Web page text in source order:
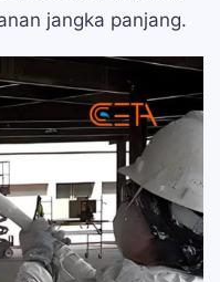
jangka panjang.